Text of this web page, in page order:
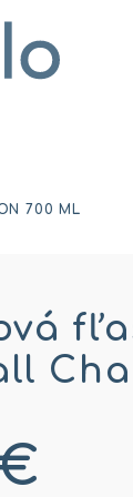
700 ML